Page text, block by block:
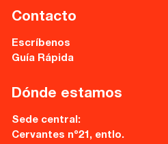
Contacto
Escríbenos
Guía Rápida
Dónde estamos
Sede central:
Cervantes nº21, entlo.